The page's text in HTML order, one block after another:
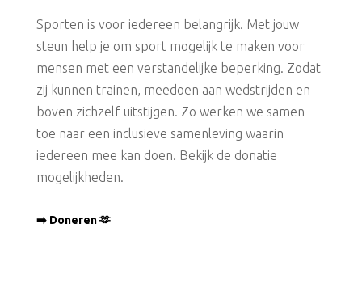
Sporten is voor iedereen belangrijk. Met jouw
steun help je om sport mogelijk te maken voor
mensen met een verstandelijke beperking. Zodat
zij kunnen trainen, meedoen aan wedstrijden en
boven zichzelf uitstijgen. Zo werken we samen
toe naar een inclusieve samenleving waarin
iedereen mee kan doen. Bekijk de donatie
mogelijkheden.
➡️ Doneren 🫶